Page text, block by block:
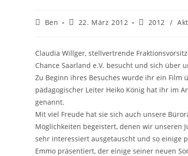
Ben 22. März 2012 2012 /
Claudia Willger, stellvertrende
Chance Saarland e.V. besucht und sich über
Zu Beginn ihres Besuches wurde ihr ein Film
pädagogischer Leiter Heiko König hat ihr im
genannt.
Mit viel Freude hat sie sich auch unsere
Möglichkeiten begeistert, denen wir unseren
sehr interessiert ausgetauscht und so einige
Emmo präsentiert, der einige seiner neuen